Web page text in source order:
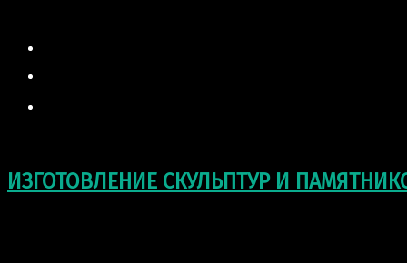
ИЗГОТОВЛЕНИЕ СКУЛЬПТУР И